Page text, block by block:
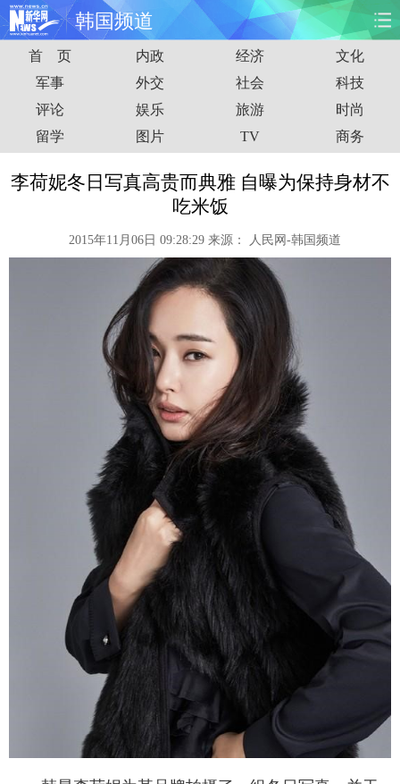
韩国频道
首页 时政 国际 财经
娱乐 体育 人事 教育
时尚 思客 地方 法治
能源 房产 公司
视频 彩票
健康 信息化
公益 军事
摄影 新华广播
新华电视中文 新华电视英文 返回PC
首 页 内政 经济
文化
军事
外交 社会
科技
评论
娱乐 旅游
时尚
留学
图片 TV 商务
李荷妮冬日写真高贵而典雅 自曝为保持身材不
吃米饭
2015年11月06日 09:28:29 来源： 人民网-韩国频道